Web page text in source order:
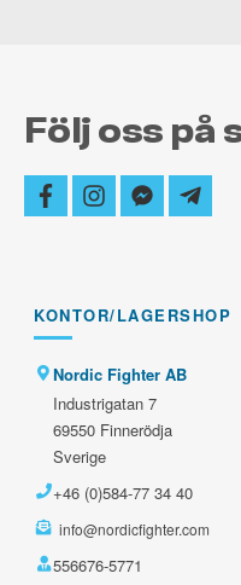
Följ oss på
facebookinstagram
facebook-
plane
KONTOR/LAGERSHOP
Nordic Fighter AB
Industrigatan 7
69550 Finnerödja
Sverige
+46 (0)584-77 34 40
info@nordicfighter.com
556676-5771